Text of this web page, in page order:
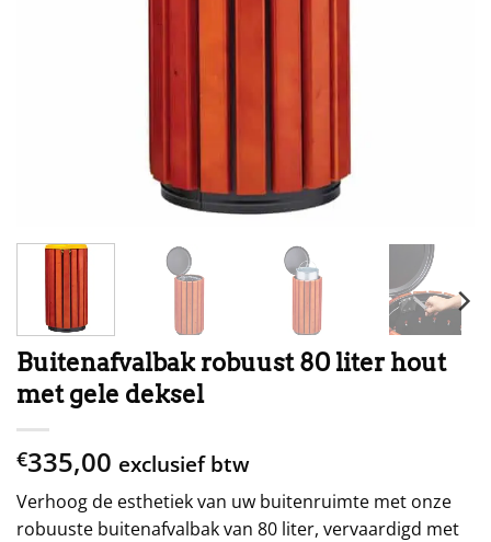
Buitenafvalbak robuust 80 liter hout
met gele deksel
€335,00 exclusief btw
Verhoog de esthetiek van uw buitenruimte met onze
robuuste buitenafvalbak van 80 liter, vervaardigd met